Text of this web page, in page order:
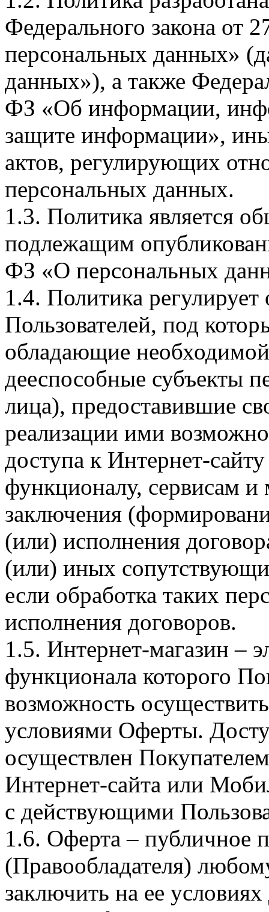
Федерального закона
персональных данных»
данных»), а также
ФЗ «Об информации,
защите информации»,
актов, регулирующих
персональных данных.
1.3. Политика является
подлежащим
ФЗ «О персональных
1.4. Политика
Пользователей, под
обладающие
дееспособные субъекты
лица), предоставившие
реализации ими
доступа к Интернет-
функционалу, сервисам и
заключения
(или) исполнения
(или) иных
если обработка таких
исполнения договоров.
1.5. Интернет-магазин –
функционала которого
возможность
условиями Оферты.
осуществлен
Интернет-сайта или
с действующими
1.6. Оферта – публичное
(Правообладателя)
заключить на ее